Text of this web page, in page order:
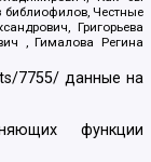
библиофилов, Честные
Григорьева
, Гималова Регина
7755/ данные на
функции